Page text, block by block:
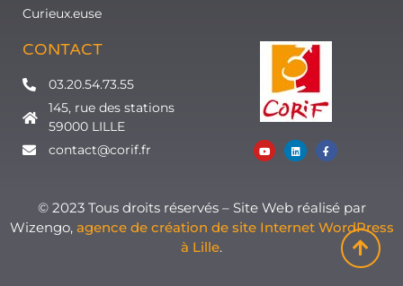
Curieux.euse
CONTACT
03.20.54.73.55
145, rue des stations
59000 LILLE
contact@corif.fr
© 2023 Tous droits réservés – Site Web réalisé par
Wizengo, agence de création de site Internet WordPress
à Lille.